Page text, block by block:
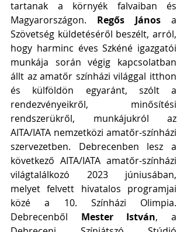
tartanak a környék falvaiban és
Magyarországon. Regős János a
Szövetség küldetéséről beszélt, arról,
hogy harminc éves Szkéné igazgatói
munkája során végig kapcsolatban
állt az amatőr színházi világgal itthon
és külföldön egyaránt, szólt a
rendezvényeikről, minősítési
rendszerükről, munkájukról az
AITA/IATA nemzetközi amatőr-színházi
szervezetben. Debrecenben lesz a
következő AITA/IATA amatőr-színházi
világtalálkozó 2023 júniusában,
melyet felvett hivatalos programjai
közé a 10. Színházi Olimpia.
Debrecenből Mester István, a